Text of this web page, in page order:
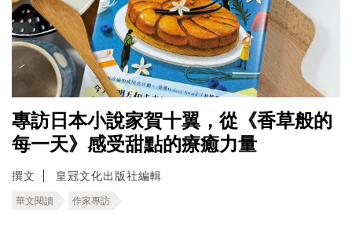
專訪日本小說家賀十翼，從《香草般的
每一天》感受甜點的療癒力量
撰文 皇冠文化出版社編輯
華文閱讀 作家專訪